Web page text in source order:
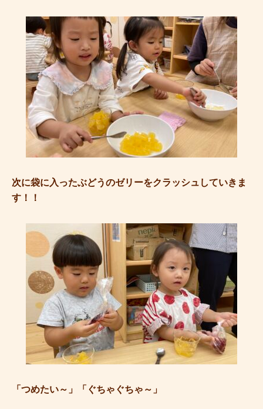
次に袋に入ったぶどうのゼリーをクラッシュしていきま
す！！
「つめたい～」「ぐちゃぐちゃ～」